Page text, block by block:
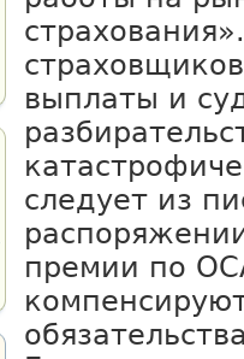
выплаты и
следует из
премии по